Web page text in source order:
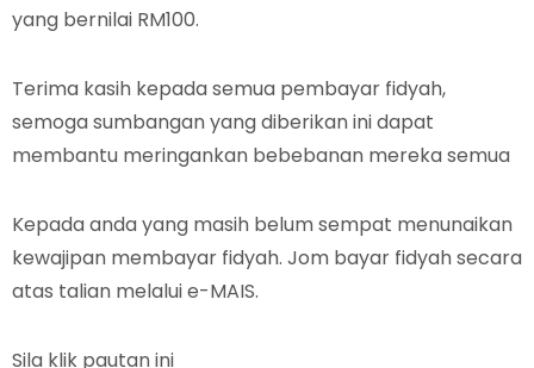
yang bernilai RM100.
Terima kasih kepada semua pembayar fidyah,
semoga sumbangan yang diberikan ini dapat
membantu meringankan bebebanan mereka semua
Kepada anda yang masih belum sempat menunaikan
kewajipan membayar fidyah. Jom bayar fidyah secara
atas talian melalui e-MAIS.
Sila klik pautan ini